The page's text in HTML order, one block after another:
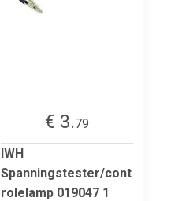
€ 3.79
IWH
Spanningstester/cont
rolelamp 019047 1